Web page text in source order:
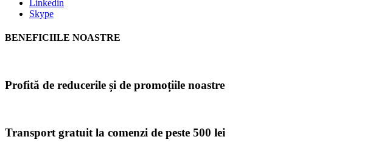
Linkedin
Skype
BENEFICIILE NOASTRE
Profită de reducerile și de promoțiile noastre
Transport gratuit la comenzi de peste 500 lei